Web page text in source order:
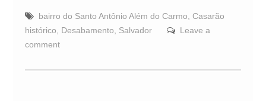
bairro do Santo Antônio Além do Carmo Casarão
histórico
Desabamento Salvador
Leave a
comment